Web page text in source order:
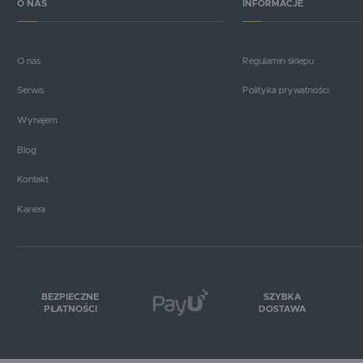
O NAS
O nas
Serwis
Wynajem
Blog
Kontakt
Kariera
INFORMACJE
Regulamin sklepu
Polityka prywatności
BEZPIECZNE
PŁATNOŚCI
SZYBKA
DOSTAWA